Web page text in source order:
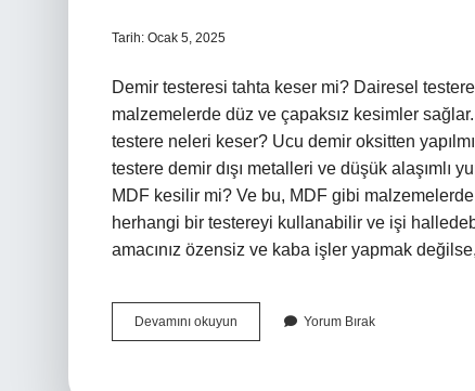
Tarih: Ocak 5, 2025
Demir testeresi tahta keser mi? Dairesel
malzemelerde düz ve çapaksız kesimler
testere neleri keser? Ucu demir oksitten
testere demir dışı metalleri ve düşük alaşımlı
MDF kesilir mi? Ve bu, MDF gibi
herhangi bir testereyi kullanabilir ve işi
amacınız özensiz ve kaba işler yapmak
Devamını okuyun
Testeresi
Yorum Bırak